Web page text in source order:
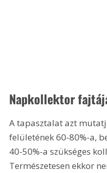
Napkollektor
A tapasztalat azt
felületének 60-80%-a,
40-50%-a szükséges
Természetesen ekkor